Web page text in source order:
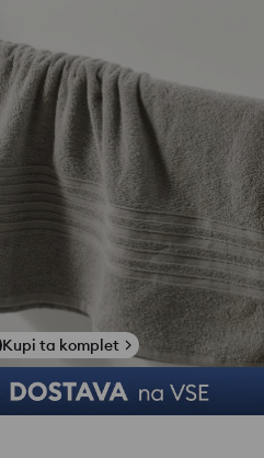
Kupi ta komplet